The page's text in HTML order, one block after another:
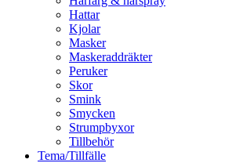
Hattar
Kjolar
Masker
Maskeraddräkter
Peruker
Skor
Smink
Smycken
Strumpbyxor
Tillbehör
Tema/Tillfälle